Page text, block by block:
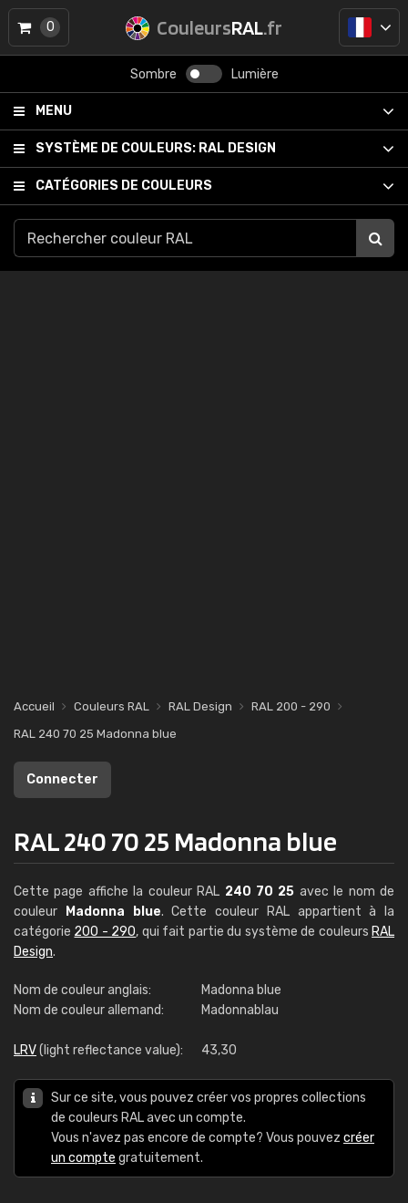
CouleursRAL.fr
Sombre Lumière
MENU
SYSTÈME DE COULEURS: RAL DESIGN
CATÉGORIES DE COULEURS
0
Accueil Couleurs RAL RAL Design
RAL 200 - 290
RAL 240 70 25 Madonna blue
Connecter
RAL 240 70 25 Madonna blue
Cette page affiche la couleur RAL 240 70 25 avec le nom de
couleur
Madonna blue. Cette couleur RAL appartient à la
catégorie 200 - 290, qui fait partie du système de couleurs RAL
Design.
Nom de couleur anglais:
Madonna blue
Nom de couleur allemand:
Madonnablau
LRV(light reflectance value): 43,30
Sur ce site, vous pouvez créer vos propres collections
de couleurs RAL avec un compte.
Vous n'avez pas encore de compte? Vous pouvez créer
un compte gratuitement.